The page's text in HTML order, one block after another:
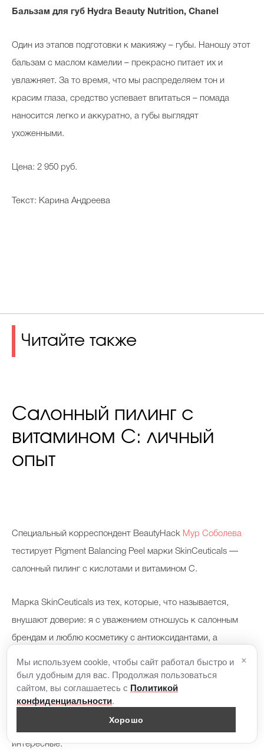
Бальзам для губ Hydra Beauty Nutrition, Chanel
Один из этапов подготовки к макияжу – губы. Наношу этот
бальзам с маслом камелии – прекрасно питает их и
увлажняет. За то время, что мы распределяем тон и
красим глаза, средство успевает впитаться – помада
наносится легко и аккуратно, а губы выглядят
ухоженными.
Цена: 2 950 руб.
Текст: Карина Андреева
Читайте также
Салонный пилинг с
витамином С: личный
опыт
Специальный корреспондент BeautyHack Мур Соболева
тестирует Pigment Balancing Peel марки SkinCeuticals —
салонный пилинг с кислотами и витамином С.
Марка SkinCeuticals из тех, которые, что называется,
внушают доверие: я с уважением отношусь к салонным
брендам и люблю косметику с антиоксидантами, а
большая линейка для домашнего пользования (причем
очень крутая — с феруловой кислотой и витаминами, а
недавно появилась интереснаяновинкас гиалуронкой).
Но салонные процедуры у SC тоже есть, и довольно
интересные.
Мы используем cookie, чтобы сайт работал быстро и
был удобным для вас. Продолжая пользоваться
сайтом, вы соглашаетесь с Политикой
конфиденциальности.
Хорошо
×